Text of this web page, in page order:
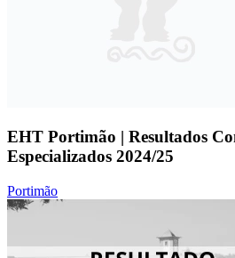
EHT Portimão | Resultados
Especializados 2024/25
Portimão